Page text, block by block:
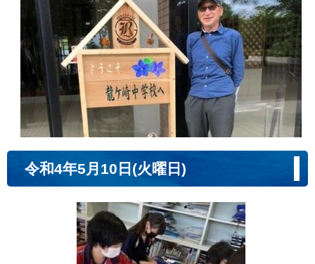
令和4年5月10日(火曜日)